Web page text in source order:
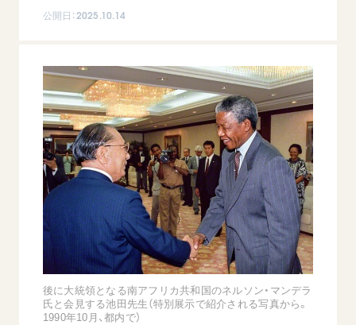
日蓮大聖人の仏法（教学入門）
釈尊～法華経
日蓮大聖人
創価学会の三代会長
初代会長・牧口常三郎先生
第2代会長・戸田城聖先生
第3代会長・池田大作先生
仏法を語る
主な行事
年間の活動について
友人葬
彼岸
平和・文化・教育
核兵器の廃絶に向け連帯を拡大
「人権文化」「ジェンダー平等」を促進
「持続可能な開発目標（SDGs）」の取り組み
人道支援
音楽活動
展示活動
教育本部の活動
図書贈呈
世界の創価学会
各国ウェブサイト
世界の創価学会の歴史
基本情報
創価学会 会憲
創価学会 会則
創価学会 社会憲章
組織・機構
会長・理事長・各部長の紹介
沿革
略年表
会員サポート
座談会御書ｅ講義
小説『新・人間革命』『人間革命』要旨
御書検索［新版］
関連リンク
創価学会総本部
墓地公園・納骨堂
聖教電子版
ご利用にあたって
公開日：2025.10.14
後に大統領となる南アフリカ共和国のネルソン・マンデラ
氏と会見する池田先生（特別展示で紹介される写真から。
1990年10月、都内で）